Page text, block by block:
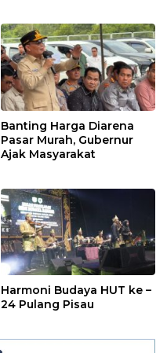
Banting Harga Diarena
Pasar Murah, Gubernur
Ajak Masyarakat
Harmoni Budaya HUT ke –
24 Pulang Pisau